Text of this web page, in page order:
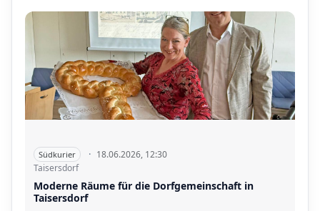
Südkurier · 18.06.2026, 12:30
Taisersdorf
Moderne Räume für die Dorfgemeinschaft in
Taisersdorf